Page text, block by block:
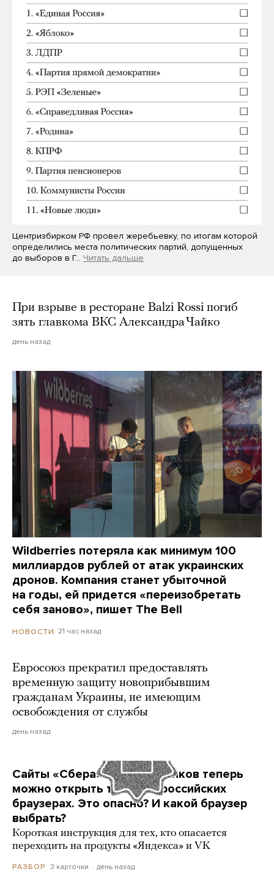
Центризбирком РФ провел жеребьевку, по итогам которой
определились места политических партий, допущенных
до выборов в Г… Читать дальше
При взрыве в ресторане Balzi Rossi погиб
зять главкома ВКС Александра Чайко
день назад
Wildberries потеряла как минимум 100
миллиардов рублей от атак украинских
дронов. Компания станет убыточной
на годы, ей придется «переизобретать
себя заново», пишет The Bell
НОВОСТИ 21 час назад
Евросоюз прекратил предоставлять
временную защиту новоприбывшим
гражданам Украины, не имеющим
освобождения от службы
день назад
Сайты «Сбера» и других банков теперь
можно открыть только в российских
браузерах. Это опасно? И какой браузер
выбрать?
Короткая инструкция для тех, кто опасается
переходить на продукты «Яндекса» и VK
РАЗБОР 3 карточки день назад